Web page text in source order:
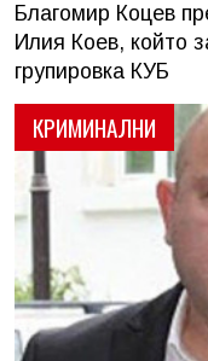
КРИМИНАЛНИ
Благомир Коцев
Илия Коев, който
групировка КУБ